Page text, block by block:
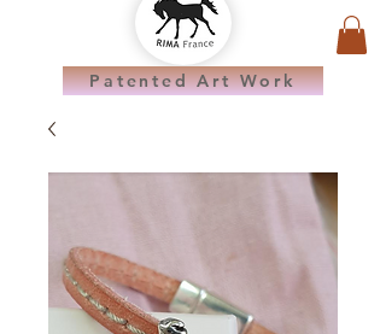
Patented Art Work